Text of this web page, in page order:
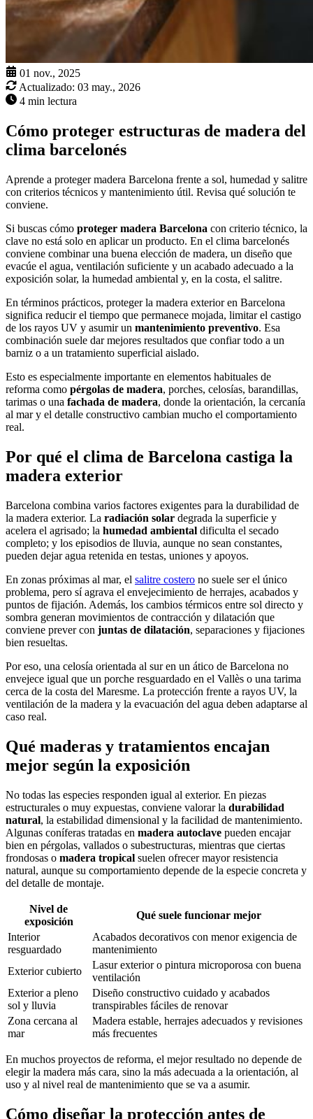
01 nov., 2025
Actualizado: 03 may., 2026
4 min lectura
Cómo proteger estructuras de madera del
clima barcelonés
Aprende a proteger madera Barcelona frente a sol, humedad y salitre
con criterios técnicos y mantenimiento útil. Revisa qué solución te
conviene.
Si buscas cómo proteger madera Barcelona con criterio técnico, la
clave no está solo en aplicar un producto. En el clima barcelonés
conviene combinar una buena elección de madera, un diseño que
evacúe el agua, ventilación suficiente y un acabado adecuado a la
exposición solar, la humedad ambiental y, en la costa, el salitre.
En términos prácticos, proteger la madera exterior en Barcelona
significa reducir el tiempo que permanece mojada, limitar el castigo
de los rayos UV y asumir un mantenimiento preventivo. Esa
combinación suele dar mejores resultados que confiar todo a un
barniz o a un tratamiento superficial aislado.
Esto es especialmente importante en elementos habituales de
reforma como pérgolas de madera, porches, celosías, barandillas,
tarimas o una fachada de madera, donde la orientación, la cercanía
al mar y el detalle constructivo cambian mucho el comportamiento
real.
Por qué el clima de Barcelona castiga la
madera exterior
Barcelona combina varios factores exigentes para la durabilidad de
la madera exterior. La radiación solar degrada la superficie y
acelera el agrisado; la humedad ambiental dificulta el secado
completo; y los episodios de lluvia, aunque no sean constantes,
pueden dejar agua retenida en testas, uniones y apoyos.
En zonas próximas al mar, el salitre costero no suele ser el único
problema, pero sí agrava el envejecimiento de herrajes, acabados y
puntos de fijación. Además, los cambios térmicos entre sol directo y
sombra generan movimientos de contracción y dilatación que
conviene prever con juntas de dilatación, separaciones y fijaciones
bien resueltas.
Por eso, una celosía orientada al sur en un ático de Barcelona no
envejece igual que un porche resguardado en el Vallès o una tarima
cerca de la costa del Maresme. La protección frente a rayos UV, la
ventilación de la madera y la evacuación del agua deben adaptarse al
caso real.
Qué maderas y tratamientos encajan
mejor según la exposición
No todas las especies responden igual al exterior. En piezas
estructurales o muy expuestas, conviene valorar la durabilidad
natural, la estabilidad dimensional y la facilidad de mantenimiento.
Algunas coníferas tratadas en madera autoclave pueden encajar
bien en pérgolas, vallados o subestructuras, mientras que ciertas
frondosas o madera tropical suelen ofrecer mayor resistencia
natural, aunque su comportamiento depende de la especie concreta y
del detalle de montaje.
Nivel de
exposición
Qué suele funcionar mejor
Interior
resguardado
Acabados decorativos con menor exigencia de
mantenimiento
Exterior cubierto
Lasur exterior o pintura microporosa con buena
ventilación
Exterior a pleno
sol y lluvia
Diseño constructivo cuidado y acabados
transpirables fáciles de renovar
Zona cercana al
mar
Madera estable, herrajes adecuados y revisiones
más frecuentes
En muchos proyectos de reforma, el mejor resultado no depende de
elegir la madera más cara, sino la más adecuada a la orientación, al
uso y al nivel real de mantenimiento que se va a asumir.
Cómo diseñar la protección antes de